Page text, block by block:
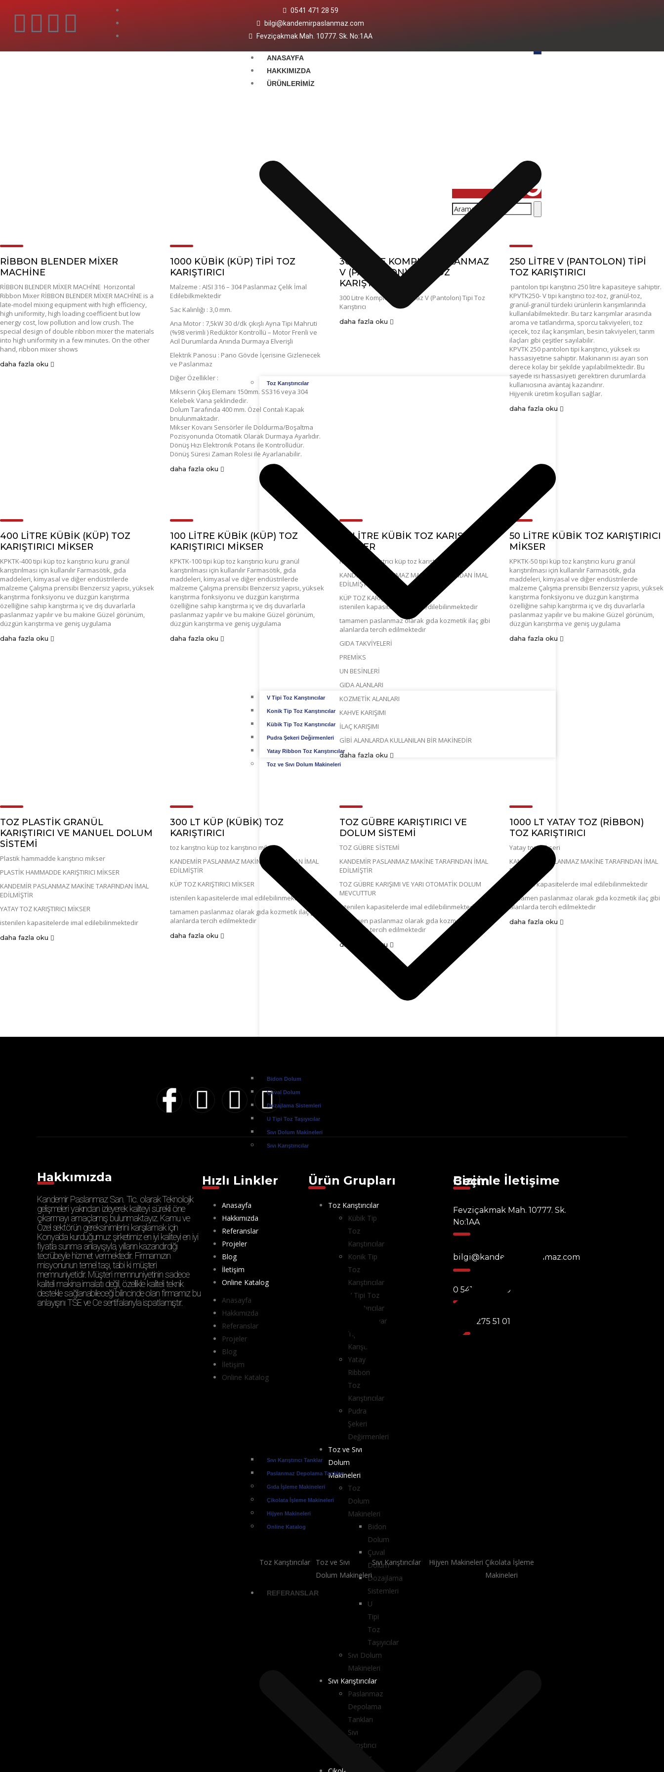
0541 471 28 59
bilgi@kandemirpaslanmaz.com
Fevziçakmak Mah. 10777. Sk. No:1AA
ANASAYFA
HAKKIMIZDA
ÜRÜNLERIMIZ
Toz Karıştırıcılar
V Tipi Toz Karıştırıcılar
Konik Tip Toz Karıştırıcılar
Kübik Tip Toz Karıştırıcılar
Pudra Şekeri Değirmenleri
Yatay Ribbon Toz Karıştırıcılar
Toz ve Sıvı Dolum Makineleri
Bidon Dolum
Çuval Dolum
Dozajlama Sistemleri
U Tipi Toz Taşıyıcılar
Sıvı Dolum Makineleri
Sıvı Karıştırıcılar
Sıvı Karıştırıcı Tanklar
Paslanmaz Depolama Tankları
Gıda İşleme Makineleri
Çikolata İşleme Makineleri
Hijyen Makineleri
Online Katalog
Toz Karıştırıcılar
Toz ve Sıvı
Dolum Makineleri​
Sıvı Karıştırıcılar Hijyen Makineleri Çikolata İşleme
Makineleri
REFERANSLAR
RİBBON BLENDER MİXER
MACHİNE
RİBBON BLENDER MİXER MACHİNE Horizontal
Ribbon Mixer RİBBON BLENDER MİXER MACHİNE is a
late-model mixing equipment with high efficiency,
high uniformity, high loading coefficient but low
energy cost, low pollution and low crush. The
special design of double ribbon mixer the materials
into high uniformity in a few minutes. On the other
hand, ribbon mixer shows
daha fazla oku
1000 KÜBİK (KÜP) TİPİ TOZ
KARIŞTIRICI
Malzeme : AISI 316 – 304 Paslanmaz Çelik İmal
Edilebilkmektedir
Sac Kalınlığı : 3,0 mm.
Ana Motor : 7,5kW 30 d/dk çıkışlı Ayna Tipi Mahruti
(%98 verimli ) Redüktör Kontrollü – Motor Frenli ve
Acil Durumlarda Anında Durmaya Elverişli
Elektrik Panosu : Pano Gövde İçerisine Gizlenecek
ve Paslanmaz
Diğer Özellikler :
Mikserin Çıkış Elemanı 150mm. SS316 veya 304
Kelebek Vana şeklindedir.
Dolum Tarafında 400 mm. Özel Contalı Kapak
bnulunmaktadır.
Mikser Kovanı Sensörler ile Doldurma/Boşaltma
Pozisyonunda Otomatik Olarak Durmaya Ayarlıdır.
Dönüş Hızı Elektronik Potans ile Kontrollüdür.
Dönüş Süresi Zaman Rolesi ile Ayarlanabilir.
daha fazla oku
300 LITRE KOMPLE PASLANMAZ
V (PANTOLON) TIPI TOZ
KARIŞTIRICI
300 Litre Komple Paslanmaz V (Pantolon) Tipi Toz
Karıştırıcı
daha fazla oku
250 LITRE V (PANTOLON) TIPI
TOZ KARIŞTIRICI
pantolon tipi karıştırıcı 250 litre kapasiteye sahiptir.
KPVTK250- V tipi karıştırıcı toz-toz, granül-toz,
granül-granül türdeki ürünlerin karışımlarında
kullanılabilmektedir. Bu tarz karışımlar arasında
aroma ve tatlandırma, sporcu takviyeleri, toz
içecek, toz ilaç karışımları, besin takviyeleri, tarım
ilaçları gibi çeşitler sayılabilir.
KPVTK 250 pantolon tipi karıştırıcı, yüksek ısı
hassasiyetine sahiptir. Makinanın ısı ayarı son
derece kolay bir şekilde yapılabilmektedir. Bu
sayede ısı hassasiyeti gerektiren durumlarda
kullanıcısına avantaj kazandırır.
Hijyenik üretim koşulları sağlar.
daha fazla oku
400 LİTRE KÜBİK (KÜP) TOZ
KARIŞTIRICI MİKSER
KPKTK-400 tipi küp toz karıştırıcı kuru granül
karıştırılması için kullanılır Farmasötik, gıda
maddeleri, kimyasal ve diğer endüstrilerde
malzeme Çalışma prensibi Benzersiz yapısı, yüksek
karıştırma fonksiyonu ve düzgün karıştırma
özelliğine sahip karıştırma iç ve dış duvarlarla
paslanmaz yapılır ve bu makine Güzel görünüm,
düzgün karıştırma ve geniş uygulama
daha fazla oku
100 LİTRE KÜBİK (KÜP) TOZ
KARIŞTIRICI MİKSER
KPKTK-100 tipi küp toz karıştırıcı kuru granül
karıştırılması için kullanılır Farmasötik, gıda
maddeleri, kimyasal ve diğer endüstrilerde
malzeme Çalışma prensibi Benzersiz yapısı, yüksek
karıştırma fonksiyonu ve düzgün karıştırma
özelliğine sahip karıştırma iç ve dış duvarlarla
paslanmaz yapılır ve bu makine Güzel görünüm,
düzgün karıştırma ve geniş uygulama
daha fazla oku
75 LİTRE KÜBİK TOZ KARIŞTIRICI
MİKSER
Kübik toz karıştrıcı küp toz karıştırıcı mikser
KANDEMİR PASLANMAZ MAKİNE TARAFINDAN İMAL
EDİLMİŞTİR
KÜP TOZ KARIŞTIRICI MİKSER
istenilen kapasitelerde imal edilebilinmektedir
tamamen paslanmaz olarak gıda kozmetik ilaç gibi
alanlarda tercih edilmektedir
GIDA TAKVİYELERİ
PREMİKS
UN BESİNLERİ
GIDA ALANLARI
KOZMETİK ALANLARI
KAHVE KARIŞIMI
İLAÇ KARIŞIMI
GİBİ ALANLARDA KULLANILAN BİR MAKİNEDİR
daha fazla oku
50 LİTRE KÜBİK TOZ KARIŞTIRICI
MİKSER
KPKTK-50 tipi küp toz karıştırıcı kuru granül
karıştırılması için kullanılır Farmasötik, gıda
maddeleri, kimyasal ve diğer endüstrilerde
malzeme Çalışma prensibi Benzersiz yapısı, yüksek
karıştırma fonksiyonu ve düzgün karıştırma
özelliğine sahip karıştırma iç ve dış duvarlarla
paslanmaz yapılır ve bu makine Güzel görünüm,
düzgün karıştırma ve geniş uygulama
daha fazla oku
TOZ PLASTİK GRANÜL
KARIŞTIRICI VE MANUEL DOLUM
SİSTEMİ
Plastik hammadde karıştırıcı mikser
PLASTİK HAMMADDE KARIŞTIRICI MİKSER
KANDEMİR PASLANMAZ MAKİNE TARAFINDAN İMAL
EDİLMİŞTİR
YATAY TOZ KARIŞTIRICI MİKSER
istenilen kapasitelerde imal edilebilinmektedir
daha fazla oku
300 LT KÜP (KÜBIK) TOZ
KARIŞTIRICI
toz karıştrıcı küp toz karıştırıcı mikser
KANDEMİR PASLANMAZ MAKİNE TARAFINDAN İMAL
EDİLMİŞTİR
KÜP TOZ KARIŞTIRICI MİKSER
istenilen kapasitelerde imal edilebilinmektedir
tamamen paslanmaz olarak gıda kozmetik ilaç gibi
alanlarda tercih edilmektedir
daha fazla oku
TOZ GÜBRE KARIŞTIRICI VE
DOLUM SİSTEMİ
TOZ GÜBRE SİSTEMİ
KANDEMİR PASLANMAZ MAKİNE TARAFINDAN İMAL
EDİLMİŞTİR
TOZ GÜBRE KARIŞIMI VE YARI OTOMATİK DOLUM
MEVCUTTUR
istenilen kapasitelerde imal edilebilinmektedir
tamamen paslanmaz olarak gıda kozmetik ilaç gibi
alanlarda tercih edilmektedir
daha fazla oku
1000 LT YATAY TOZ (RİBBON)
TOZ KARIŞTIRICI
Yatay toz mikseri
KANDEMİR PASLANMAZ MAKİNE TARAFINDAN İMAL
EDİLMİŞTİR
istenilen kapasitelerde imal edilebilinmektedir
tamamen paslanmaz olarak gıda kozmetik ilaç gibi
alanlarda tercih edilmektedir
daha fazla oku
Hakkımızda
Kandemir Paslanmaz San. Tic. olarak Teknolojik
gelişmeleri yakından izleyerek kaliteyi sürekli öne
çıkarmayı amaçlamış bulunmaktayız. Kamu ve
Özel sektörün gereksinimlerini karşılamak için
Konya’da kurduğumuz şirketimiz en iyi kaliteyi en iyi
fiyatla sunma anlayışıyla, yılların kazandırdığı
tecrübeyle hizmet vermektedir. Firmamızın
misyonunun temel taşı, tabi ki müşteri
memnuniyetidir. Müşteri memnuniyetinin sadece
kaliteli makina imalatı değil, özellikle kaliteli teknik
destekle sağlanabileceği bilincinde olan firmamız bu
anlayışını TSE ve Ce sertifalarıyla ispatlamıştır.
Hızlı Linkler
Anasayfa
Hakkımızda
Referanslar
Projeler
Blog
İletişim
Online Katalog
Anasayfa
Hakkımızda
Referanslar
Projeler
Blog
İletişim
Online Katalog
Ürün Grupları
Toz Karıştırıcılar
Kübik Tip
Toz
Karıştırıcılar
Konik Tip
Toz
Karıştırıcılar
V Tipi Toz
Karıştırıcılar
Laboratuvar
Tipi Toz
Karıştırıcılar
Yatay
Ribbon
Toz
Karıştırıcılar
Pudra
Şekeri
Değirmenleri
Toz ve Sıvı
Dolum
Makineleri
Toz
Dolum
Makineleri
Bidon
Dolum
Çuval
Dolum
Dozajlama
Sistemleri
U
Tipi
Toz
Taşıyıcılar
Sıvı Dolum
Makineleri
Sıvı Karıştırıcılar
Paslanmaz
Depolama
Tankları
Sıvı
Karıştırıcı
Tanklar
Bizimle İletişime Geçin
Fevziçakmak Mah. 10777. Sk.
No:1AA
bilgi@kandemirpaslanmaz.com
0 541 471 28 59
0 536 275 51 01